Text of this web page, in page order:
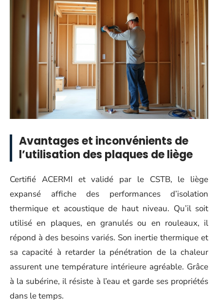
Avantages et inconvénients de
l’utilisation des plaques de liège
Certifié ACERMI et validé par le CSTB, le liège
expansé affiche des performances d’isolation
thermique et acoustique de haut niveau. Qu’il soit
utilisé en plaques, en granulés ou en rouleaux, il
répond à des besoins variés. Son inertie thermique et
sa capacité à retarder la pénétration de la chaleur
assurent une température intérieure agréable. Grâce
à la subérine, il résiste à l’eau et garde ses propriétés
dans le temps.